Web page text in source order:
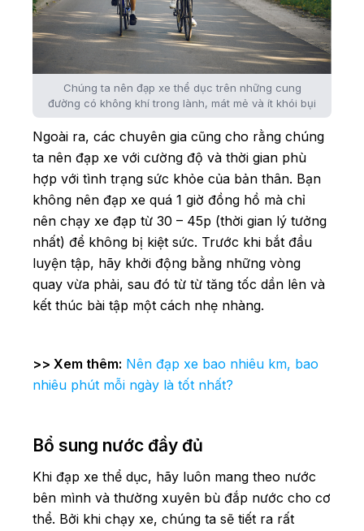
Chúng ta nên đạp xe thể dục trên những cung
đường có không khí trong lành, mát mẻ và ít khói bụi
Ngoài ra, các chuyên gia cũng cho rằng chúng
ta nên đạp xe với cường độ và thời gian phù
hợp với tình trạng sức khỏe của bản thân. Bạn
không nên đạp xe quá 1 giờ đồng hồ mà chỉ
nên chạy xe đạp từ 30 – 45p (thời gian lý tưởng
nhất) để không bị kiệt sức. Trước khi bắt đầu
luyện tập, hãy khởi động bằng những vòng
quay vừa phải, sau đó từ từ tăng tốc dần lên và
kết thúc bài tập một cách nhẹ nhàng.
>> Xem thêm: Nên đạp xe bao nhiêu km, bao
nhiêu phút mỗi ngày là tốt nhất?
Bổ sung nước đầy đủ
Khi đạp xe thể dục, hãy luôn mang theo nước
bên mình và thường xuyên bù đắp nước cho cơ
thể. Bởi khi chạy xe, chúng ta sẽ tiết ra rất